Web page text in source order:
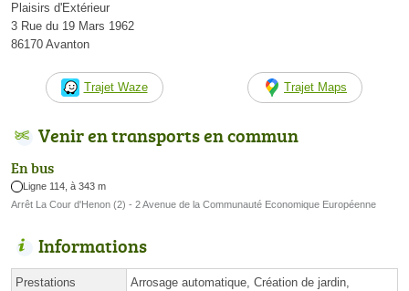
Plaisirs d'Extérieur
3 Rue du 19 Mars 1962
86170 Avanton
Trajet Waze Trajet Maps
Venir en transports en commun
En bus
Ligne 114, à 343 m
Arrêt La Cour d'Henon (2) - 2 Avenue de la Communauté Economique Européenne
Informations
Prestations
Arrosage automatique, Création de jardin,